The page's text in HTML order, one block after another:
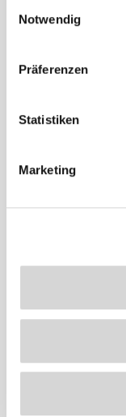
Notwendig
Präferenzen
Statistiken
Marketing
Zu diesem
Produkt